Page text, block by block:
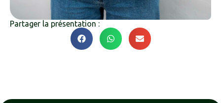
Partager la présentation :